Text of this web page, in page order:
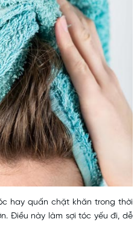
hay quấn chặt khăn trong thời
Điều này làm sợi tóc yếu đi, dễ